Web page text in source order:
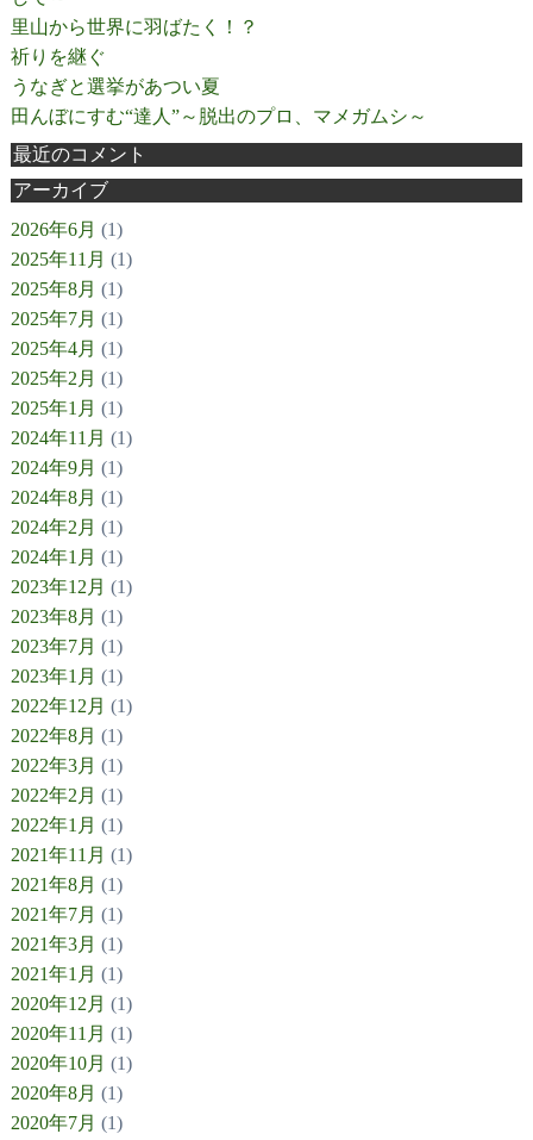
里山から世界に羽ばたく！？
祈りを継ぐ
うなぎと選挙があつい夏
田んぼにすむ“達人”～脱出のプロ、マメガムシ～
最近のコメント
アーカイブ
2026年6月 (1)
2025年11月 (1)
2025年8月 (1)
2025年7月 (1)
2025年4月 (1)
2025年2月 (1)
2025年1月 (1)
2024年11月 (1)
2024年9月 (1)
2024年8月 (1)
2024年2月 (1)
2024年1月 (1)
2023年12月 (1)
2023年8月 (1)
2023年7月 (1)
2023年1月 (1)
2022年12月 (1)
2022年8月 (1)
2022年3月 (1)
2022年2月 (1)
2022年1月 (1)
2021年11月 (1)
2021年8月 (1)
2021年7月 (1)
2021年3月 (1)
2021年1月 (1)
2020年12月 (1)
2020年11月 (1)
2020年10月 (1)
2020年8月 (1)
2020年7月 (1)